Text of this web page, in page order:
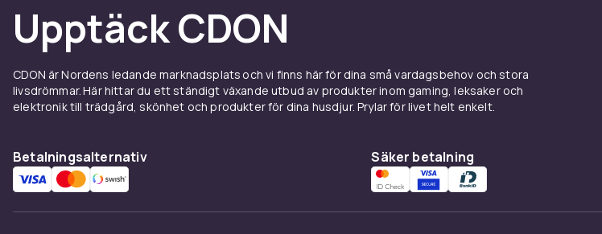
Upptäck CDON
CDON är Nordens ledande marknadsplats och vi finns här för dina små vardagsbehov och stora
livsdrömmar. Här hittar du ett ständigt växande utbud av produkter inom gaming, leksaker och
elektronik till trädgård, skönhet och produkter för dina husdjur. Prylar för livet helt enkelt.
Betalningsalternativ Säker betalning